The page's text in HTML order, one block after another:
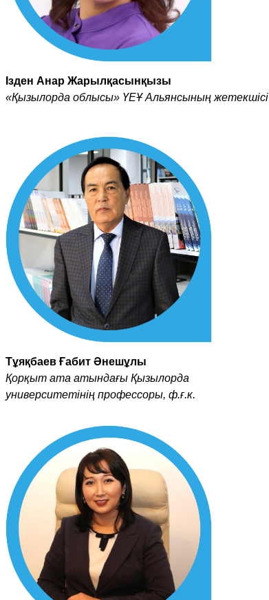
Ізден Анар Жарылқасынқызы
«Қызылорда облысы» ҮЕҰ Альянсының жетекшісі
Тұяқбаев Ғабит Әнешұлы
Қорқыт ата атындағы Қызылорда
университетінің профессоры, ф.ғ.к.